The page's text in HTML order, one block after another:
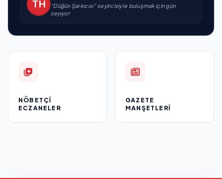
“Düğün Şarkıcısı” seyircisiyle buluşmak için gün
sayıyor
NÖBETÇI
ECZANELER
GAZETE
MANŞETLERI